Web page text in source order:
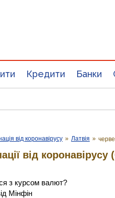
Кредити Банки
від коронавірусу » Латвія »
від коронавірусу
з курсом валют?
Мінфін